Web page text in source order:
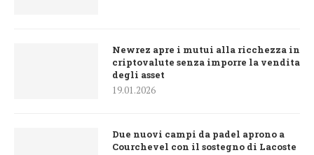
Newrez apre i mutui alla ricchezza in
criptovalute senza imporre la vendita
degli asset
19.01.2026
Due nuovi campi da padel aprono a
Courchevel con il sostegno di Lacoste